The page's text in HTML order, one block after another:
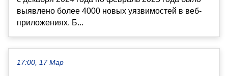
выявлено более 4000 новых уязвимостей в веб-
приложениях. Б...
17:00, 17 Мар